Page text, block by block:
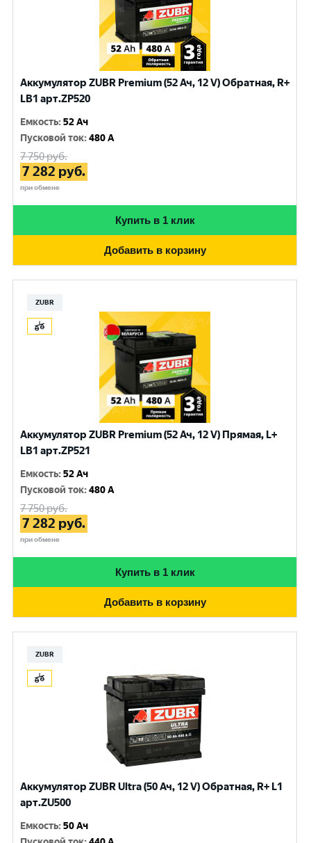
Аккумулятор ZUBR Premium (52 Ач, 12 V) Обратная, R+
LB1 арт.ZP520
Емкость:52 Ач
Пусковой ток:480 A
7 750руб.
7 282 руб.
при обмене
Купить в 1 клик
Добавить в корзину
ZUBR
Аккумулятор ZUBR Premium (52 Ач, 12 V) Прямая, L+
LB1 арт.ZP521
Емкость:52 Ач
Пусковой ток:480 A
7 750руб.
7 282 руб.
при обмене
Купить в 1 клик
Добавить в корзину
ZUBR
Аккумулятор ZUBR Ultra (50 Ач, 12 V) Обратная, R+ L1
арт.ZU500
Емкость:50 Ач